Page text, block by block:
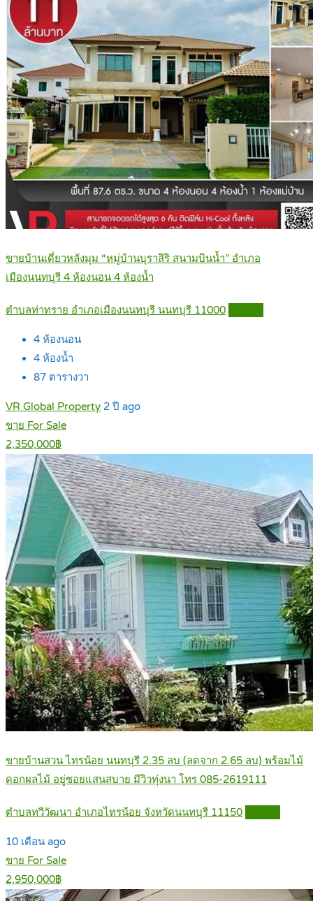
ขายบ้านเดี่ยวหลังมุม “หมู่บ้านบุราสิริ สนามบินน้ำ” อำเภอ
เมืองนนทบุรี 4 ห้องนอน 4 ห้องน้ำ
ตำบลท่าทราย อำเภอเมืองนนทบุรี นนทบุรี 11000
4 ห้องนอน
4 ห้องน้ำ
87 ตารางวา
VR Global Property 2 ปี ago
ขาย For Sale
2,350,000฿
ขายบ้านสวน ไทรน้อย นนทบุรี 2.35 ลบ (ลดจาก 2.65 ลบ) พร้อมไม้
ดอกผลไม้ อยู่ซอยแสนสบาย มีวิวทุ่งนา โทร 085-2619111
ตำบลทวีวัฒนา อำเภอไทรน้อย จังหวัดนนทบุรี 11150
10 เดือน ago
ขาย For Sale
2,950,000฿